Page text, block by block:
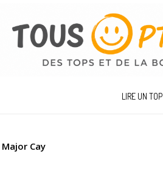
LIRE UN TOP
Cay